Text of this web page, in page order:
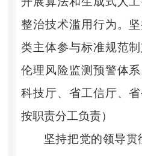
整治技术滥用行为。
类主体参与标准规范
伦理风险监测预警体
科技厅、省工信厅、
按职责分工负责）
坚持把党的领导贯